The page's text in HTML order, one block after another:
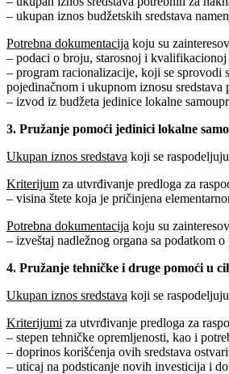
– ukupan iznos budžetskih sredstava
Potrebna dokumentacija koju su
– podaci o broju, starosnoj i kvalifikacionoj
– program racionalizacije, koji se sprovodi
pojedinačnom i ukupnom iznosu
– izvod iz budžeta jedinice lokalne
3. Pružanje pomoći jedinici lokalne
Ukupan iznos sredstava koji se
Kriterijum za utvrđivanje predloga za
– visina štete koja je pričinjena
Potrebna dokumentacija koju su
– izveštaj nadležnog organa sa podatkom
4. Pružanje tehničke i druge pomoći u
Ukupan iznos sredstava koji se
Kriterijumi za utvrđivanje predloga za
– stepen tehničke opremljenosti, kao i
– doprinos korišćenja ovih sredstava
– uticaj na podsticanje novih investicija i